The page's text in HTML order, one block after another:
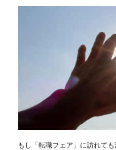
もし「転職フェア 」に訪れて